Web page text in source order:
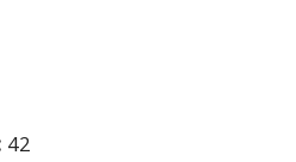
42